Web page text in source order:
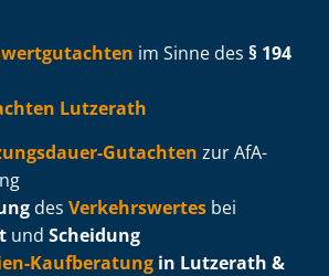
im Sinne des § 194
Lutzerath
Gutachten zur AfA-
des Verkehrswertes bei
und Scheidung
Kaufberatung in Lutzerath &